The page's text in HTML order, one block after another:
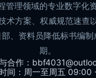
管理领域的专业数字化
术方案、权威规范速查
、资料员降低标书编
期。
合作：
间：周一至周五 09:00